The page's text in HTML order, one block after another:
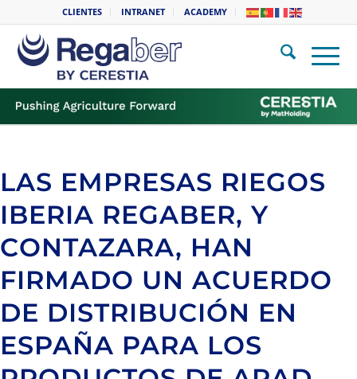
CLIENTES INTRANET ACADEMY
LAS EMPRESAS RIEGOS
IBERIA REGABER, Y
CONTAZARA, HAN
FIRMADO UN ACUERDO
DE DISTRIBUCIÓN EN
ESPAÑA PARA LOS